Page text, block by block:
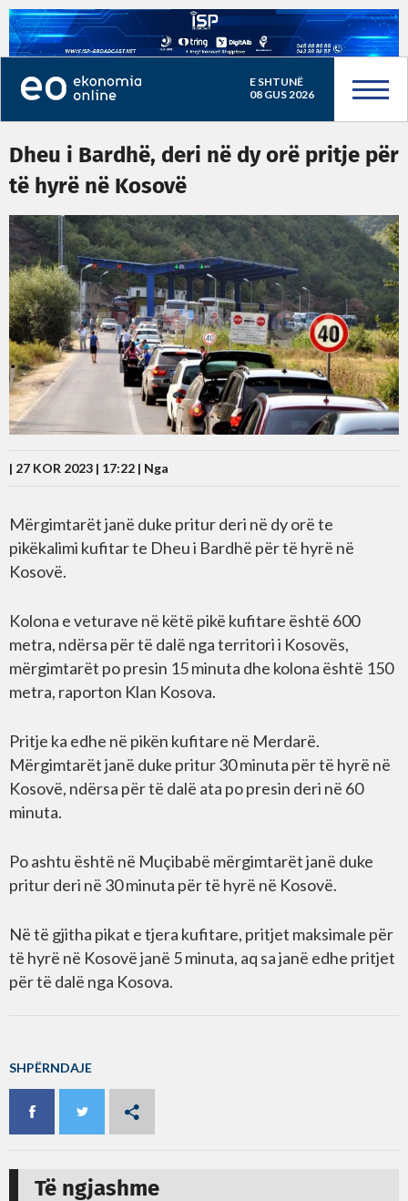
E SHTUNË
08 GUS 2026
Dheu i Bardhë, deri në dy orë pritje për
të hyrë në Kosovë
| 27 KOR 2023 | 17:22 | Nga
Mërgimtarët janë duke pritur deri në dy orë te
pikëkalimi kufitar te Dheu i Bardhë për të hyrë në
Kosovë.
Kolona e veturave në këtë pikë kufitare është 600
metra, ndërsa për të dalë nga territori i Kosovës,
mërgimtarët po presin 15 minuta dhe kolona është 150
metra, raporton Klan Kosova.
Pritje ka edhe në pikën kufitare në Merdarë.
Mërgimtarët janë duke pritur 30 minuta për të hyrë në
Kosovë, ndërsa për të dalë ata po presin deri në 60
minuta.
Po ashtu është në Muçibabë mërgimtarët janë duke
pritur deri në 30 minuta për të hyrë në Kosovë.
Në të gjitha pikat e tjera kufitare, pritjet maksimale për
të hyrë në Kosovë janë 5 minuta, aq sa janë edhe pritjet
për të dalë nga Kosova.
SHPËRNDAJE
Të ngjashme